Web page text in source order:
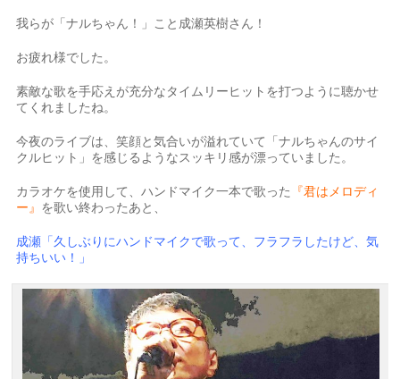
我らが「ナルちゃん！」こと成瀬英樹さん！
お疲れ様でした。
素敵な歌を手応えが充分なタイムリーヒットを打つように聴かせ
てくれましたね。
今夜のライブは、笑顔と気合いが溢れていて「ナルちゃんのサイ
クルヒット」を感じるようなスッキリ感が漂っていました。
カラオケを使用して、ハンドマイク一本で歌った
『君はメロディ
ー』 を歌い終わったあと、
成瀬「久しぶりにハンドマイクで歌って、フラフラしたけど、気
持ちいい！」